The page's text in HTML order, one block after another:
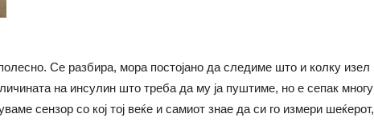
Се разбира, мора постојано да следиме што и колку изел
на инсулин што треба да му ја пуштиме, но е сепак многу
сензор со кој тој веќе и самиот знае да си го измери шеќерот,